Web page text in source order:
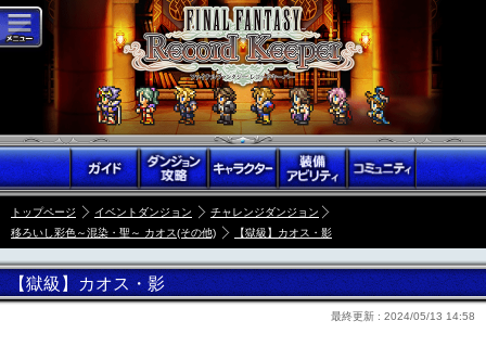
トップページ イベントダンジョン
チャレンジダンジョン
移ろいし彩色～混染・聖～ カオス(その他)
【獄級】カオス・影
【獄級】カオス・影
最終更新 : 2024/05/13 14:58